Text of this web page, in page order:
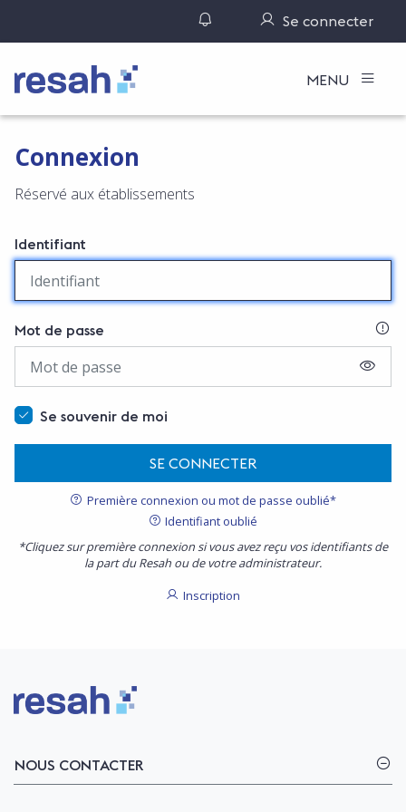
Gérer ses notifications
Se connecter
Logo Resah MENU
Connexion
Réservé aux établissements
Identifiant
Mot de passe
Se souvenir de moi
SE CONNECTER
Première connexion ou mot de passe oublié*
Identifiant oublié
*Cliquez sur première connexion si vous avez reçu vos identifiants de
la part du Resah ou de votre administrateur.
Inscription
Logo Resah
NOUS CONTACTER